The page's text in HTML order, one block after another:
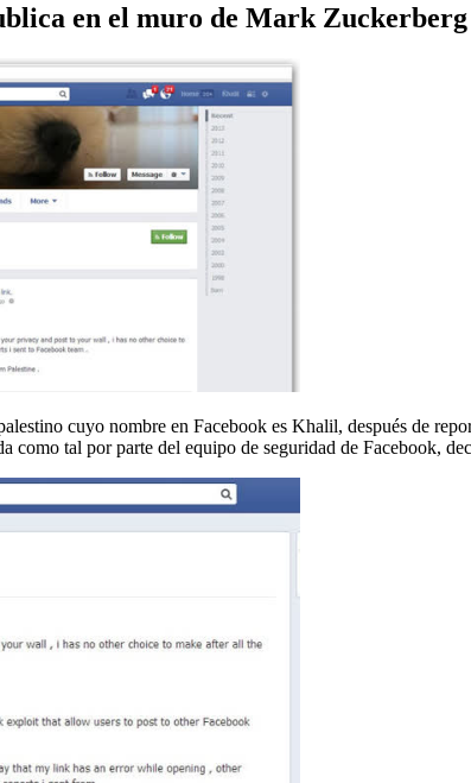
en el muro de Mark Zuckerberg
cuyo nombre en Facebook es Khalil, después de
como tal por parte del equipo de seguridad de Facebook,